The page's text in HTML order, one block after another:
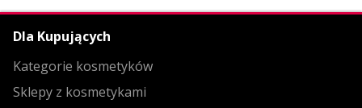
Dla Kupujących
Kategorie kosmetyków
Sklepy z kosmetykami